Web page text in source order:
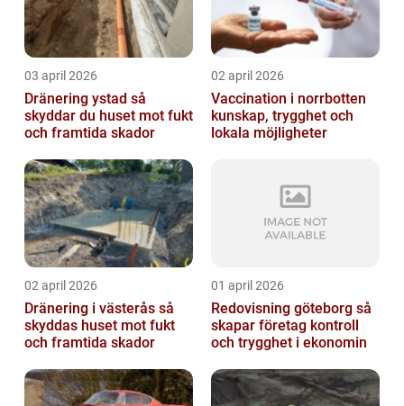
03 april 2026
Dränering ystad så
skyddar du huset mot fukt
och framtida skador
02 april 2026
Vaccination i norrbotten
kunskap, trygghet och
lokala möjligheter
02 april 2026
Dränering i västerås så
skyddas huset mot fukt
och framtida skador
01 april 2026
Redovisning göteborg så
skapar företag kontroll
och trygghet i ekonomin